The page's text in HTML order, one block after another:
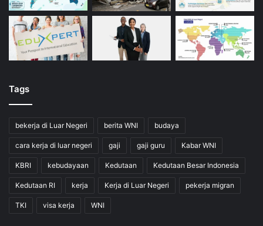
Tags
bekerja di Luar Negeri berita WNI budaya
cara kerja di luar negeri gaji gaji guru Kabar WNI
KBRI kebudayaan Kedutaan Kedutaan Besar Indonesia
Kedutaan RI kerja Kerja di Luar Negeri pekerja migran
TKI visa kerja WNI